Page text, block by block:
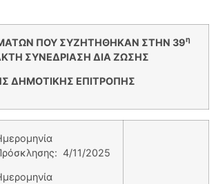
ΠΟΥ ΣΥΖΗΤΗΘΗΚΑΝ ΣΤΗΝ 39η
ΣΥΝΕΔΡΙΑΣΗ ΔΙΑ ΖΩΣΗΣ
ΔΗΜΟΤΙΚΗΣ ΕΠΙΤΡΟΠΗΣ
4/11/2025